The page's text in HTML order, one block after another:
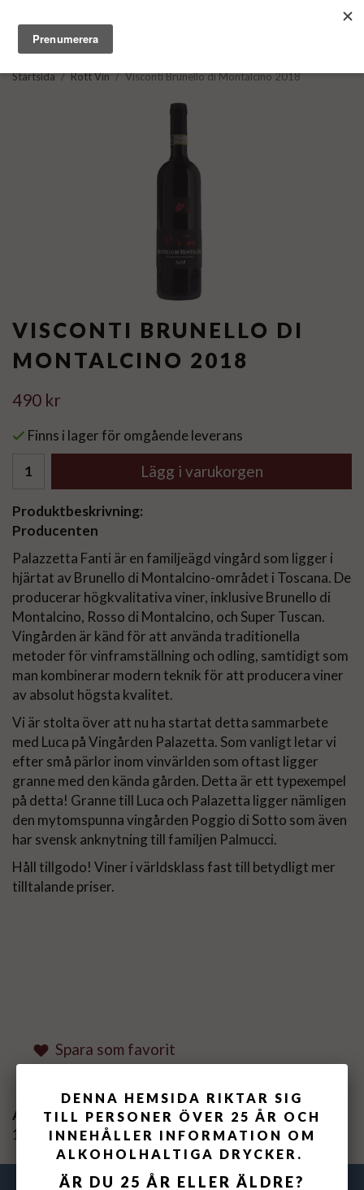
Startsida / Rött Vin / Visconti Brunello di Montalcino 2018
VISCONTI BRUNELLO DI
MONTALCINO 2018
490 kr
Finns i lager för omgående leverans
Lägg i varukorgen
Produktbeskrivning:
Producenten
Palazzetta Fanti är en familjeägd vingård som ligger i
hjärtat av Brunello di Montalcino-området i Toscana. De
producerar högkvalitativa viner, inklusive Brunello di
Montalcino, Rosso di Montalcino, och Super Tuscan.
Vingården är känd för att använda traditionella
metoder för vinframställning och odling, samtidigt som
man kombinerar modern teknik för att producera viner
av absolut högsta kvalitet.
Vi är stolta över att nu ha startat detta sammarbete
med Luca på Vingården Palazetta. Som vanligt letar vi
efter små pärlor inom vinvärlden som oftast ligger
granne med den kända gården. Detta är ett typexempel
på detta! Granne till Luca och Palazetta ligger nämligen
den mytomspunna vingården Poggio di Sotto som även
har svensk anknytning till familjen Palmucci.
Håll tillgodo! Viner i världsklass fast till betydligt mer
tilltalande priser.
Spara som favorit
Artikelnummer:
155102-18
DENNA HEMSIDA RIKTAR SIG
TILL PERSONER ÖVER 25 ÅR OCH
INNEHÅLLER INFORMATION OM
ALKOHOLHALTIGA DRYCKER.
ÄR DU 25 ÅR ELLER ÄLDRE?